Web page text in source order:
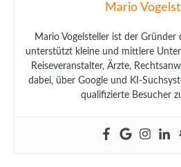
Mario
Mario Vogelsteller ist der Gründer
unterstützt kleine und mittlere
Reiseveranstalter, Ärzte,
dabei, über Google und KI-
qualifizierte Besucher